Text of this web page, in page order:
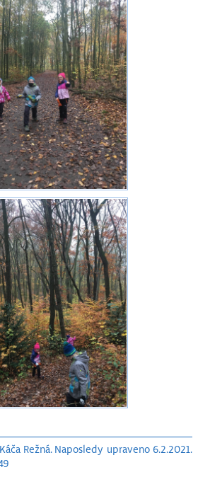
Režná. Naposledy upraveno 6.2.2021.